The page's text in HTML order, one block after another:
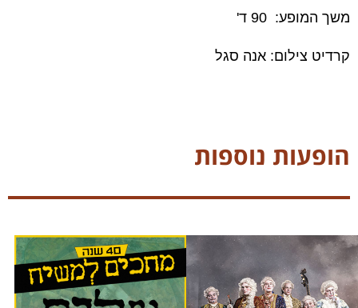
משך המופע: 90 ד'
קרדיט צילום: אנה סגל
הופעות נוספות